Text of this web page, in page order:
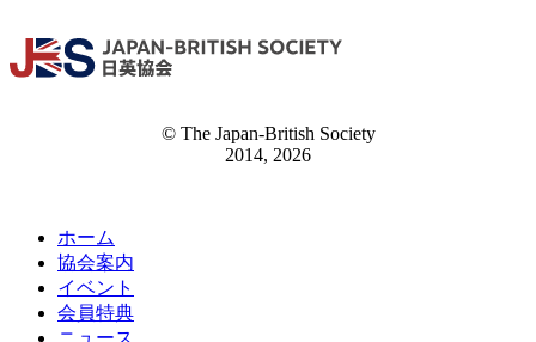
© The Japan-British Society
2014, 2026
ホーム
協会案内
イベント
会員特典
ニュース